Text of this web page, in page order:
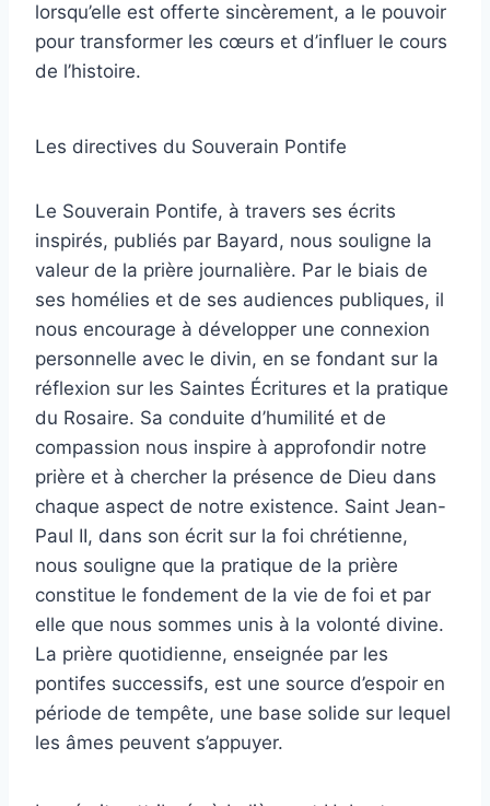
lorsqu’elle est offerte sincèrement, a le pouvoir
pour transformer les cœurs et d’influer le cours
de l’histoire.
Les directives du Souverain Pontife
Le Souverain Pontife, à travers ses écrits
inspirés, publiés par Bayard, nous souligne la
valeur de la prière journalière. Par le biais de
ses homélies et de ses audiences publiques, il
nous encourage à développer une connexion
personnelle avec le divin, en se fondant sur la
réflexion sur les Saintes Écritures et la pratique
du Rosaire. Sa conduite d’humilité et de
compassion nous inspire à approfondir notre
prière et à chercher la présence de Dieu dans
chaque aspect de notre existence. Saint Jean-
Paul II, dans son écrit sur la foi chrétienne,
nous souligne que la pratique de la prière
constitue le fondement de la vie de foi et par
elle que nous sommes unis à la volonté divine.
La prière quotidienne, enseignée par les
pontifes successifs, est une source d’espoir en
période de tempête, une base solide sur lequel
les âmes peuvent s’appuyer.